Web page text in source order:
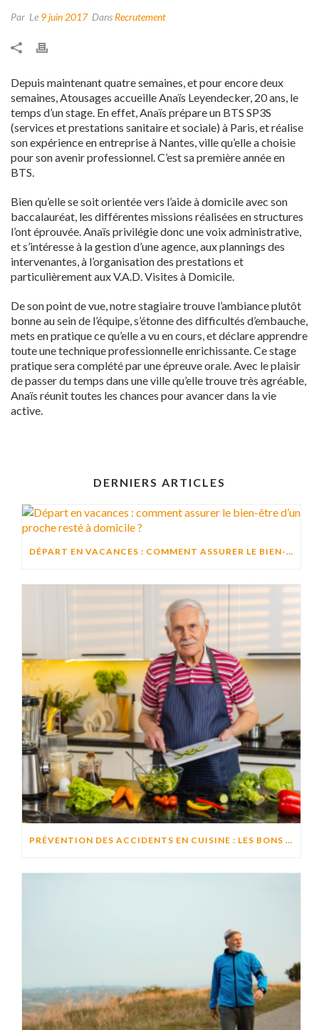
Par Le 9 juin 2017 Dans Recrutement
Depuis maintenant quatre semaines, et pour encore deux
semaines, Atousages accueille Anaïs Leyendecker, 20 ans, le
temps d’un stage. En effet, Anaïs prépare un BTS SP3S
(services et prestations sanitaire et sociale) à Paris, et réalise
son expérience en entreprise à Nantes, ville qu’elle a choisie
pour son avenir professionnel. C’est sa première année en
BTS.
Bien qu’elle se soit orientée vers l’aide à domicile avec son
baccalauréat, les différentes missions réalisées en structures
l’ont éprouvée. Anaïs privilégie donc une voix administrative,
et s’intéresse à la gestion d’une agence, aux plannings des
intervenantes, à l’organisation des prestations et
particulièrement aux V.A.D. Visites à Domicile.
De son point de vue, notre stagiaire trouve l’ambiance plutôt
bonne au sein de l’équipe, s’étonne des difficultés d’embauche,
mets en pratique ce qu’elle a vu en cours, et déclare apprendre
toute une technique professionnelle enrichissante. Ce stage
pratique sera complété par une épreuve orale. Avec le plaisir
de passer du temps dans une ville qu’elle trouve très agréable,
Anaïs réunit toutes les chances pour avancer dans la vie
active.
DERNIERS ARTICLES
DÉPART EN VACANCES : COMMENT ASSURER LE BIEN-ÊTRE D’UN PROCHE RESTÉ À DOMICILE ?
PRÉVENTION DES ACCIDENTS EN CUISINE : LES BONS RÉFLEXES POUR CUISINER EN TOUTE SÉCURITÉ